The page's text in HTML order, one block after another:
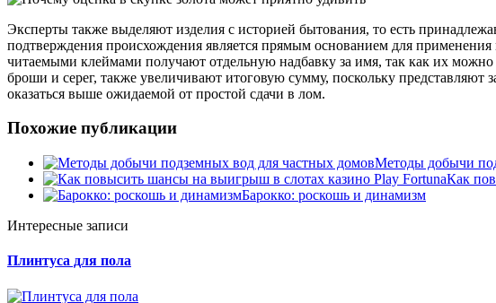
Эксперты также выделяют изделия с историей бытования, то есть
подтверждения происхождения является прямым основанием для
читаемыми клеймами получают отдельную надбавку за имя, так как их
броши и серег, также увеличивают итоговую сумму, поскольку представляют
оказаться выше ожидаемой от простой сдачи в лом.
Похожие публикации
Методы добычи
Как
Барокко: роскошь и динамизм
Интересные записи
Плинтуса для пола